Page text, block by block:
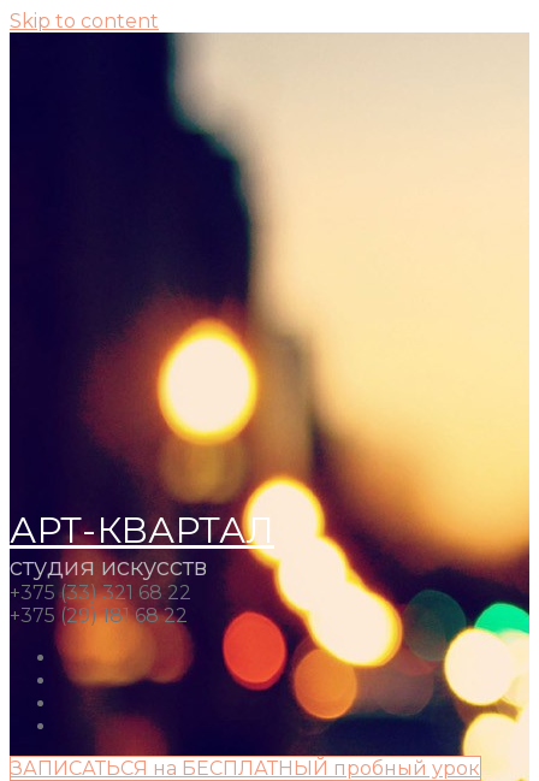
Skip to content
АРТ-КВАРТАЛ
студия искусств
+375 (33) 321 68 22
+375 (29) 181 68 22
ЗАПИСАТЬСЯ на БЕСПЛАТНЫЙ пробный урок